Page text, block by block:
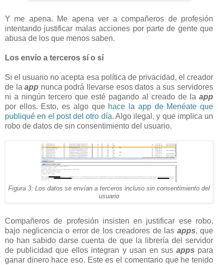
Y me apena. Me apena ver a compañeros de profesión
intentando justificar malas acciones por parte de gente que
abusa de los que menos saben.
Los envío a terceros sí o sí
Si el usuario no acepta esa política de privacidad, el creador
de laapp nunca podrá llevarse esos datos a sus servidores
ni a ningún tercero que esté pagando al creado de la app
por ellos. Esto, es algo que hace la app de Menéate que
publiqué en el post del otro día. Algo ilegal, y que implica un
robo de datos de sin consentimiento del usuario.
Figura 3: Los datos se envían a terceros incluso sin consentimiento del
usuario
Compañeros de profesión insisten en justificar ese robo,
bajo neglicencia o error de los creadores de las apps, que
no han sabido darse cuenta de que la librería del servidor
de publicidad que ellos integran y usan en sus apps para
ganar dinero hace eso. Este es el comentario que he tenido